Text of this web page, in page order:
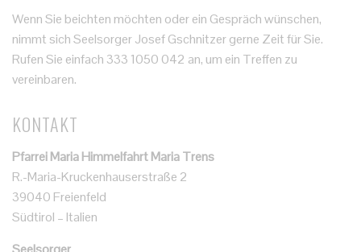
Wenn Sie beichten möchten oder ein Gespräch wünschen,
nimmt sich Seelsorger Josef Gschnitzer gerne Zeit für Sie.
Rufen Sie einfach 333 1050 042 an, um ein Treffen zu
vereinbaren.
KONTAKT
Pfarrei Maria Himmelfahrt Maria Trens
R.-Maria-Kruckenhauserstraße 2
39040 Freienfeld
Südtirol – Italien